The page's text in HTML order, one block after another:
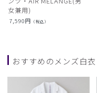
女兼用)
7,590円 （税込）
おすすめのメンズ白衣